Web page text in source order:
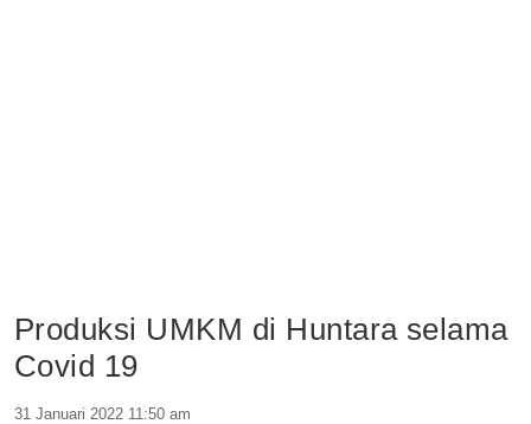
Produksi UMKM di Huntara selama
Covid 19
31 Januari 2022 11:50 am